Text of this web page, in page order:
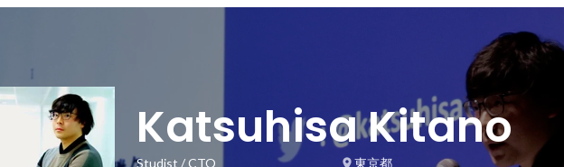
Katsuhisa Kitano
Studist / CTO
東京都